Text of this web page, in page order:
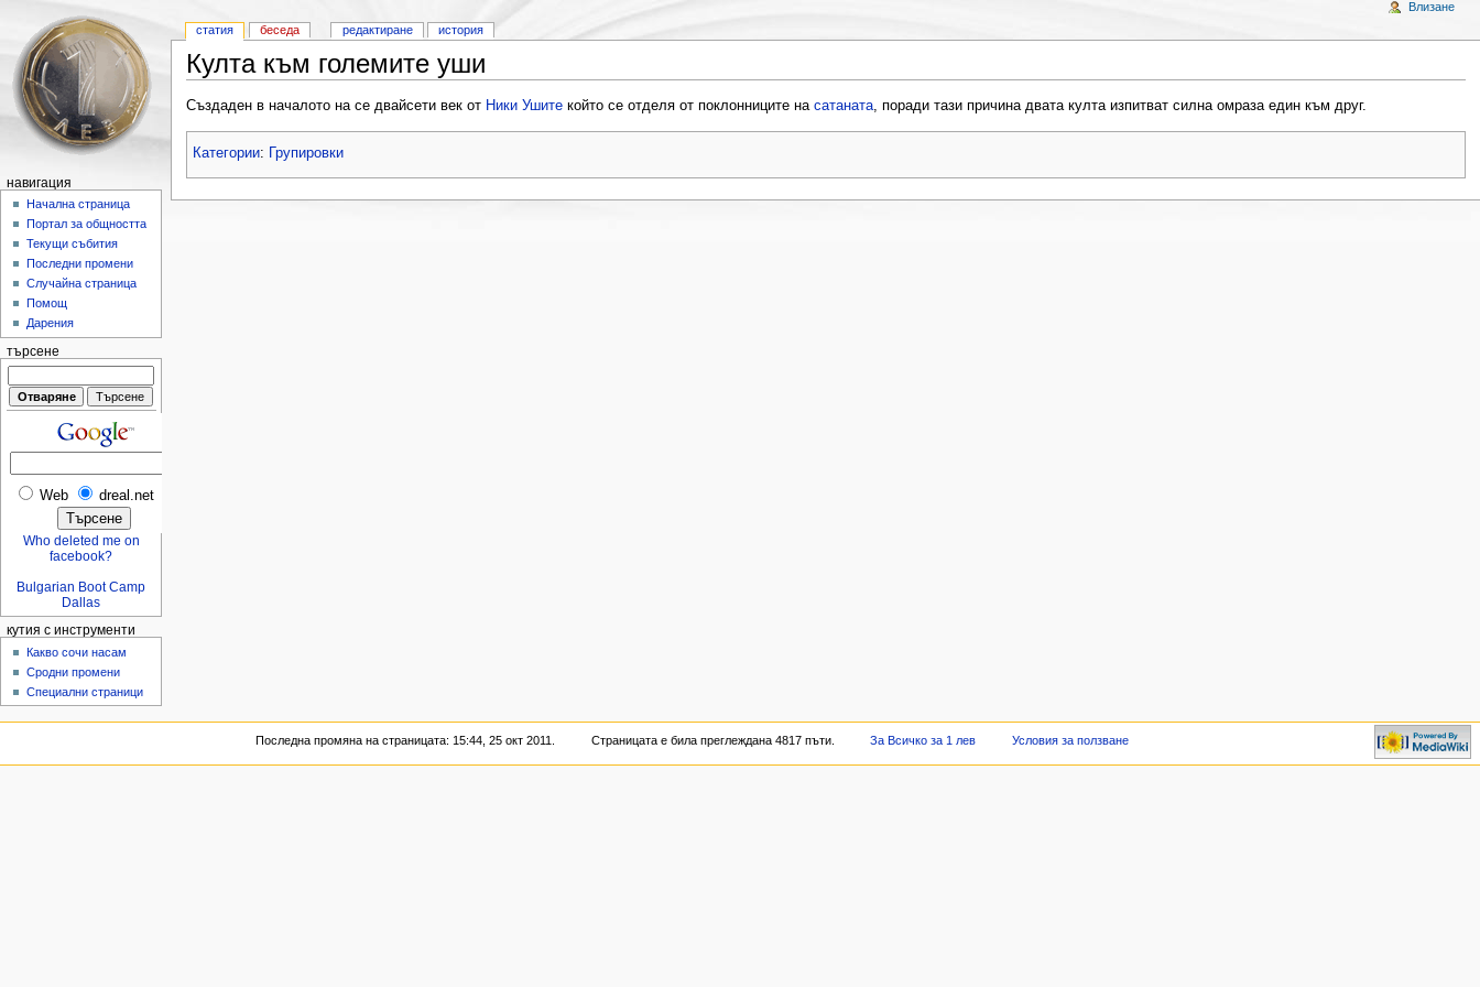
Култа към големите уши
Създаден в началото на се двайсети век от Ники Ушитекойто се отделя от поклонниците на сатаната, поради тази причина двата култа изпитват силна омраза един към друг.
Категории: Групировки
статия беседа редактиране история
Влизане
навигация
Начална страница
Портал за общността
Текущи събития
Последни промени
Случайна страница
Помощ
Дарения
търсене
Web dreal.net
Who deleted me on
facebook?
Bulgarian Boot Camp
Dallas
кутия с инструменти
Какво сочи насам
Сродни промени
Специални страници
Последна промяна на страницата: 15:44, 25 окт 2011. Страницата е била преглеждана 4817 пъти. За Всичко за 1 лев Условия за ползване